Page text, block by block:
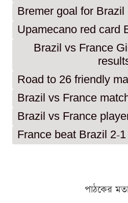
Bremer goal for Brazil
Upamecano red card
Brazil vs France
Road to 26 friendly
Brazil vs France
Brazil vs France
France beat Brazil 2-1
পাঠকের